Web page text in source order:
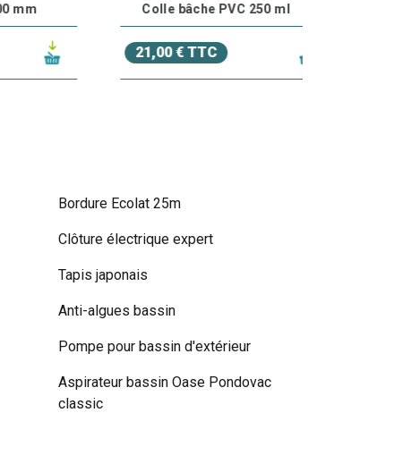
Colle bâche PVC 250 ml
21,00 € TTC
Bordure Ecolat 25m
Clôture électrique expert
Tapis japonais
Anti-algues bassin
Pompe pour bassin d'extérieur
Aspirateur bassin Oase Pondovac
classic